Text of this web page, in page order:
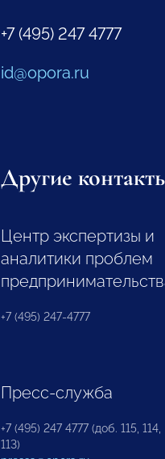
+7 (495) 247 4777
id@opora.ru
Другие
Центр экспертизы и
аналитики проблем
+7 (495) 247-4777
Пресс-служба
+7 (495) 247 4777 (доб. 115, 114,
113)